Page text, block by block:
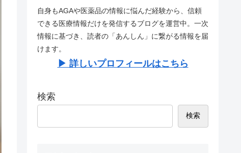
自身もAGAや医薬品の情報に悩んだ経験から、信頼
できる医療情報だけを発信するブログを運営中。一次
情報に基づき、読者の「あんしん」に繋がる情報を届
けます。
▶︎ 詳しいプロフィールはこちら
検索
検索